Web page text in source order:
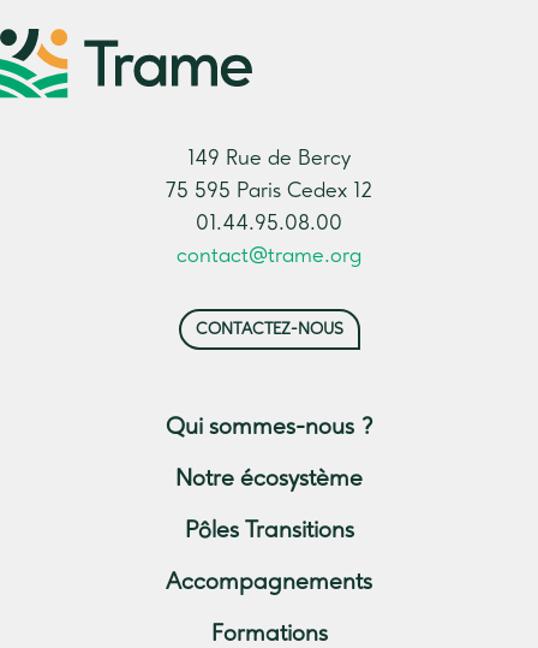
149 Rue de Bercy
75 595 Paris Cedex 12
01.44.95.08.00
contact@trame.org
CONTACTEZ-NOUS
Qui sommes-nous ?
Notre écosystème
Pôles Transitions
Accompagnements
Formations